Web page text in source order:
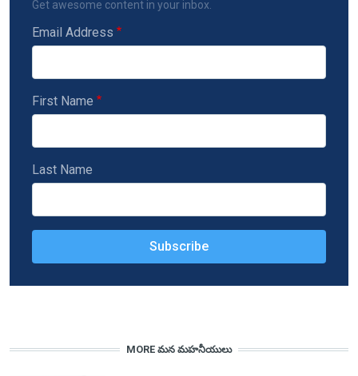
Get awesome content in your inbox.
Email Address
First Name
Last Name
MORE మన మహనీయులు